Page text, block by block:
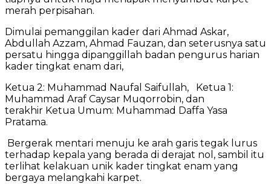
merah perpisahan.
Dimulai pemanggilan kader dari Ahmad Askar,
Abdullah Azzam, Ahmad Fauzan, dan seterusnya satu
persatu hingga dipanggillah badan pengurus harian
kader tingkat enam dari,
Ketua 2: Muhammad Naufal Saifullah, Ketua 1:
Muhammad Araf Caysar Muqorrobin, dan
terakhir Ketua Umum: Muhammad Daffa Yasa
Pratama.
Bergerak mentari menuju ke arah garis tegak lurus
terhadap kepala yang berada di derajat nol, sambil itu
terlihat kelakuan unik kader tingkat enam yang
bergaya melangkahi karpet.